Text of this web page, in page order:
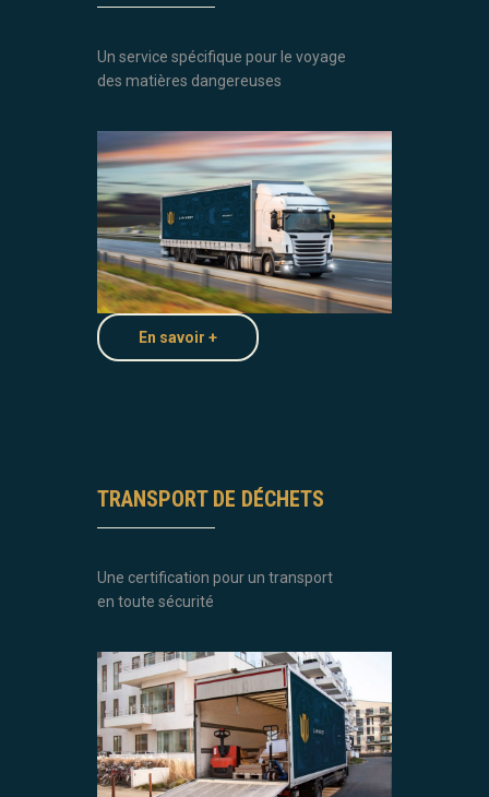
Un service spécifique pour le voyage
des matières dangereuses
En savoir +
TRANSPORT DE DÉCHETS
Une certification pour un transport
en toute sécurité